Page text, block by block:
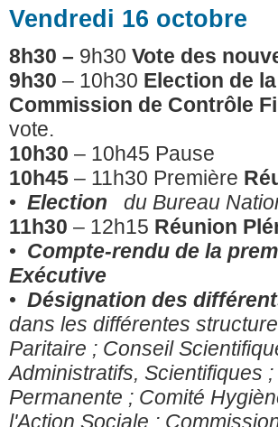
Vendredi 16 octobre
8h30 – 9h30 Vote des
9h30 – 10h30 Election de
Commission de Contrôle
vote.
10h30 – 10h45 Pause
10h45 – 11h30 Première
• Election
du Bureau
11h30 – 12h15 Réunion
• Compte-rendu de la
Exécutive
• Désignation des
dans les différentes
Paritaire ; Conseil
Administratifs, Scientifiques
Permanente ; Comité
l'Action Sociale ;